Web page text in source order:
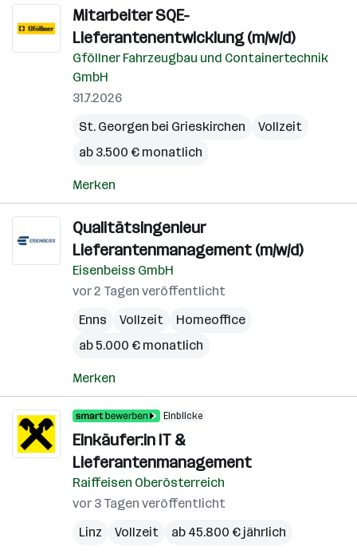
Mitarbeiter SQE-
Lieferantenentwicklung (m/w/d)
Gföllner Fahrzeugbau und Containertechnik
GmbH
31.7.2026
St. Georgen bei Grieskirchen
Vollzeit
ab 3.500 € monatlich
Merken
Qualitätsingenieur
Lieferantenmanagement (m/w/d)
Eisenbeiss GmbH
vor 2 Tagen veröffentlicht
Enns
Vollzeit
Homeoffice
ab 5.000 € monatlich
Merken
Einblicke
Einkäufer:in IT &
Lieferantenmanagement
Raiffeisen Oberösterreich
vor 3 Tagen veröffentlicht
Linz
Vollzeit ab 45.800 € jährlich